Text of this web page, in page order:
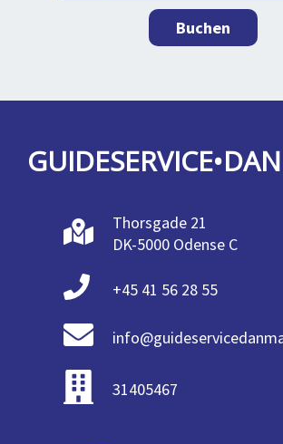
Buchen
Thorsgade 21
DK-5000 Odense C
+45 41 56 28 55
31405467